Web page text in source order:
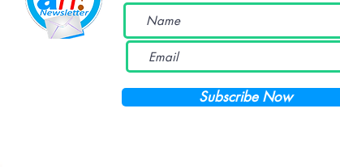
Subscribe Now